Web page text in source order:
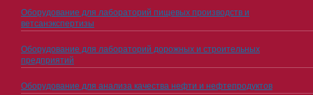
Оборудование для лабораторий пищевых производств и
ветсанэкспертизы
Оборудование для лабораторий дорожных и строительных
предприятий
Оборудование для анализа качества нефти и нефтепродуктов